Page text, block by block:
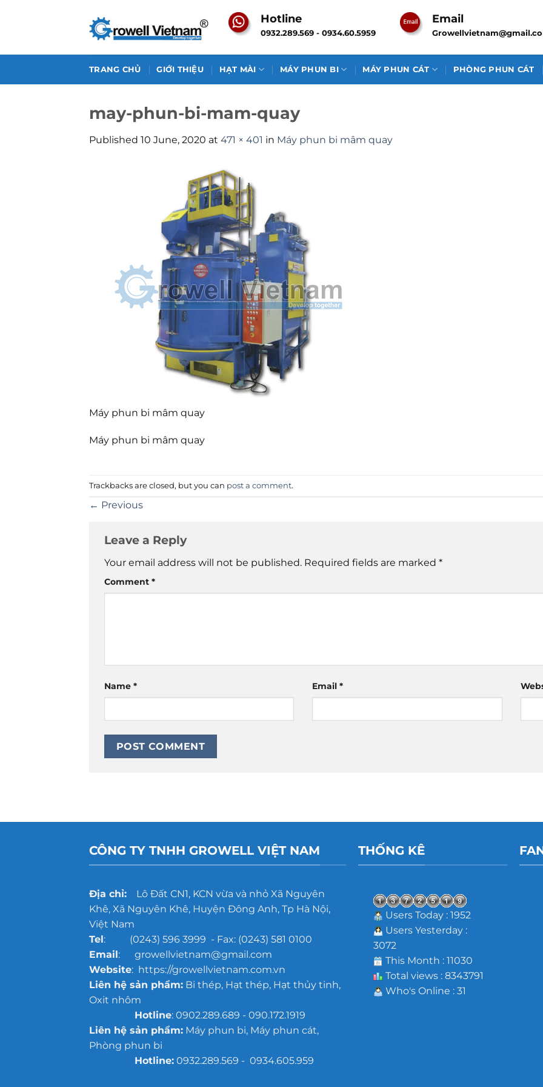
Hotline
0932.289.569 - 0934.60.5959
Email
TRANG CHỦ GIỚI THIỆU HẠT MÀI MÁY PHUN BI MÁY PHUN CÁT PHÒNG PHUN CÁT
may-phun-bi-mam-quay
Published 10 June, 2020 at 471 × 401 in Máy phun bi mâm quay
Máy phun bi mâm quay
Máy phun bi mâm quay
Trackbacks are closed, but you can post a comment.
← Previous
Leave a Reply
Your email address will not be published. Required fields are marked *
Comment *
Name * Email*
CÔNG TY TNHH GROWELL VIỆT NAM
Địa chỉ:Lô Đất CN1, KCN vừa và nhỏ Xã Nguyên
Khê, Xã Nguyên Khê, Huyện Đông Anh, Tp Hà Nội,
Việt Nam
Tel: (0243) 596 3999 - Fax: (0243) 581 0100
Email: growellvietnam@gmail.com
Website: https://growellvietnam.com.vn
Liên hệ sản phẩm:Bi thép, Hạt thép, Hạt thủy tinh,
Oxit nhôm
Hotline: 0902.289.689 - 090.172.1919
Liên hệ sản phẩm:Máy phun bi, Máy phun cát,
Phòng phun bi
Hotline:0932.289.569 - 0934.605.959
THỐNG KÊ
Users Today : 1952
Users Yesterday :
3072
This Month : 11030
Total views : 8343791
Who's Online : 31